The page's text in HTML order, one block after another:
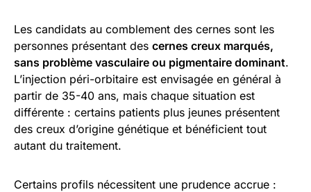
Les candidats au comblement des cernes sont les
personnes présentant des cernes creux marqués,
sans problème vasculaire ou pigmentaire dominant.
L’injection péri-orbitaire est envisagée en général à
partir de 35-40 ans, mais chaque situation est
différente : certains patients plus jeunes présentent
des creux d’origine génétique et bénéficient tout
autant du traitement.
Certains profils nécessitent une prudence accrue :